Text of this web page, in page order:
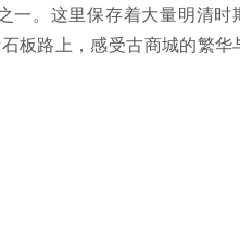
一。这里保存着大量明清时
板路上，感受古商城的繁华